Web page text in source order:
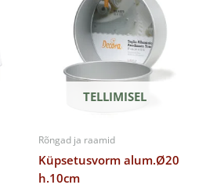
TELLIMISEL
Rõngad ja raamid
Küpsetusvorm alum.Ø20
h.10cm